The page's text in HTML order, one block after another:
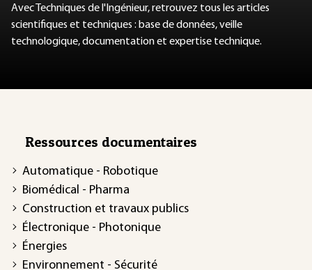
Avec Techniques de l'Ingénieur, retrouvez tous les articles
scientifiques et techniques : base de données, veille
technologique, documentation et expertise technique.
Ressources documentaires
Automatique - Robotique
Biomédical - Pharma
Construction et travaux publics
Électronique - Photonique
Énergies
Environnement - Sécurité